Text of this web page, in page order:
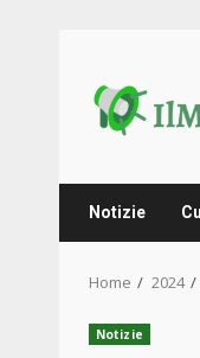
content
Notizie
Home 2024
Notizie